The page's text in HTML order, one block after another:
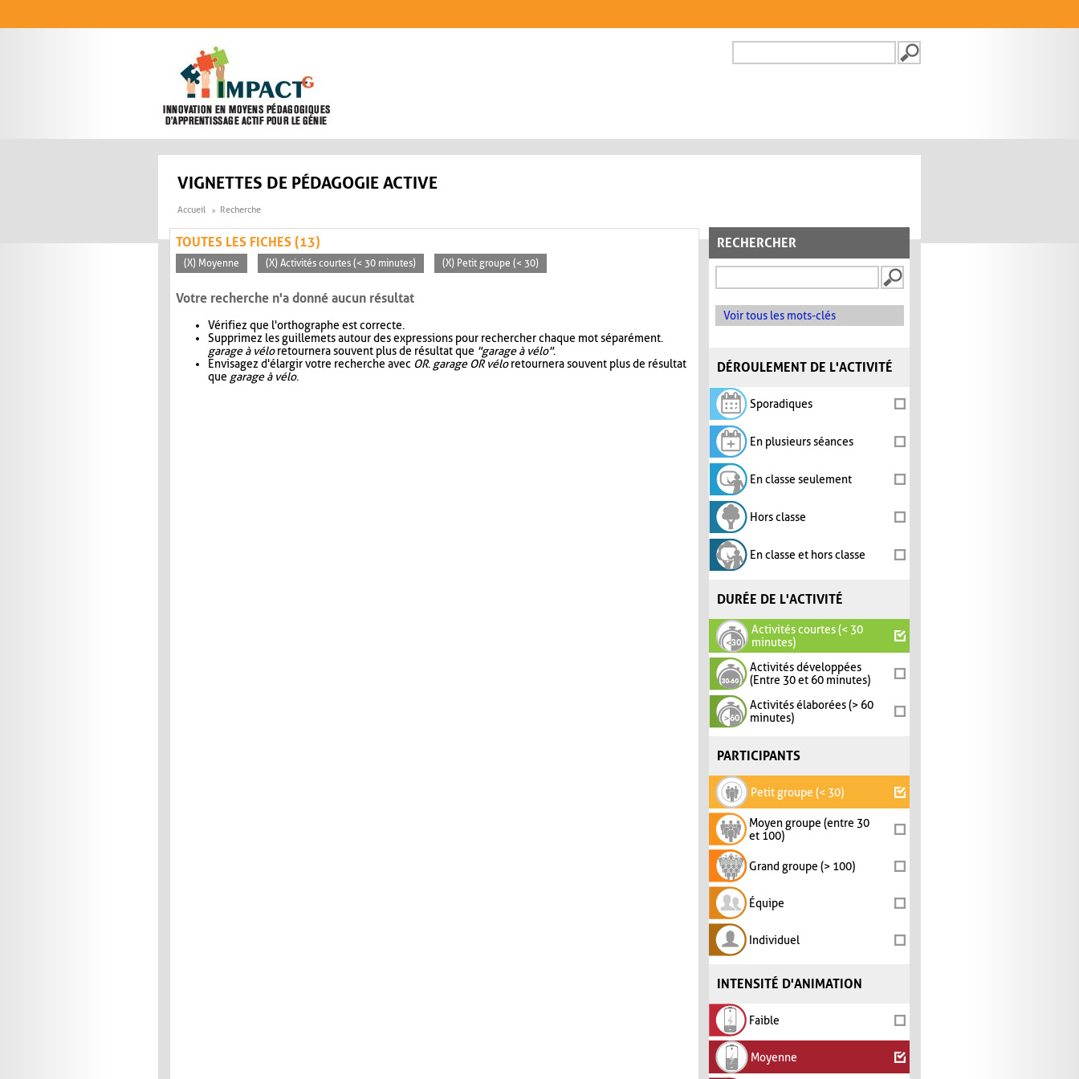
FORMULAIRE DE
VIGNETTES DE PÉDAGOGIE ACTIVE
Accueil Recherche
RECHERCHER
Voir tous les mots-clés
DÉROULEMENT DE L'ACTIVITÉ
Sporadiques
En plusieurs séances
En classe seulement
Hors classe
En classe et hors classe
DURÉE DE L'ACTIVITÉ
Activités courtes (< 30
minutes)
Activités développées
(Entre 30 et 60 minutes)
Activités élaborées (> 60
minutes)
PARTICIPANTS
Petit groupe (< 30)
Moyen groupe (entre 30
et 100)
Grand groupe (> 100)
Équipe
Individuel
INTENSITÉ D'ANIMATION
Faible
Moyenne
TOUTES LES FICHES (13)
(X) Moyenne (X) Activités courtes (< 30 minutes) (X) Petit groupe (< 30)
Votre recherche n'a donné aucun résultat
Vérifiez que l'orthographe est correcte.
Supprimez les guillemets autour des expressions pour rechercher chaque mot séparément.
garage à véloretournera souvent plus de résultat que "garage à vélo".
Envisagez d'élargir votre recherche avec OR. garage OR véloretournera souvent plus de résultat
que garage à vélo.